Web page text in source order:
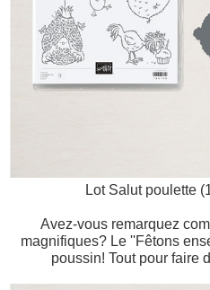
Lot Salut poulette (
Avez-vous remarquez
magnifiques? Le ''Fêtons
poussin! Tout pour faire